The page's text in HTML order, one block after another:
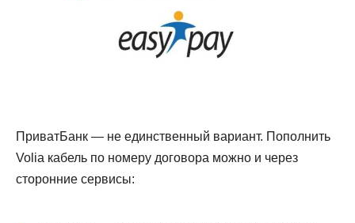
ПриватБанк — не единственный вариант. Пополнить
Volia кабель по номеру договора можно и через
сторонние сервисы: